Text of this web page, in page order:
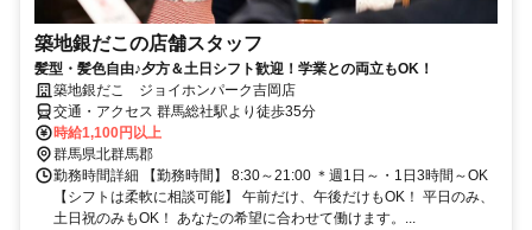
築地銀だこの店舗スタッフ
髪型・髪色自由♪夕方＆土日シフト歓迎！学業との両立もOK！
築地銀だこ ジョイホンパーク吉岡店
交通・アクセス 群馬総社駅より徒歩35分
時給1,100円以上
群馬県北群馬郡
勤務時間詳細 【勤務時間】 8:30～21:00 ＊週1日～・1日3時間～OK
【シフトは柔軟に相談可能】 午前だけ、午後だけもOK！ 平日のみ、
土日祝のみもOK！ あなたの希望に合わせて働けます。...